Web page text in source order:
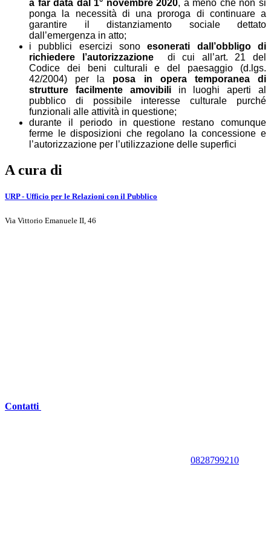
a far data dal 1° novembre 2020, a meno che non si
ponga la necessità di una proroga di continuare a
garantire il distanziamento sociale dettato
dall’emergenza in atto;
i pubblici esercizi sonoesonerati dall’obbligo di
richiedere l’autorizzazione
di cui all’art. 21 del
Codice dei beni culturali e del paesaggio (d.lgs.
42/2004) per la posa in opera temporanea di
strutture facilmente amovibiliin luoghi aperti al
pubblico di possibile interesse culturale purché
funzionali alle attività in questione;
durante il periodo in questione restano comunque
ferme le disposizioni che regolano la concessione e
l’autorizzazione per l’utilizzazione delle superfici
A cura di
URP - Ufficio per le Relazioni con il Pubblico
Via Vittorio Emanuele II, 46
Contatti
0828799210